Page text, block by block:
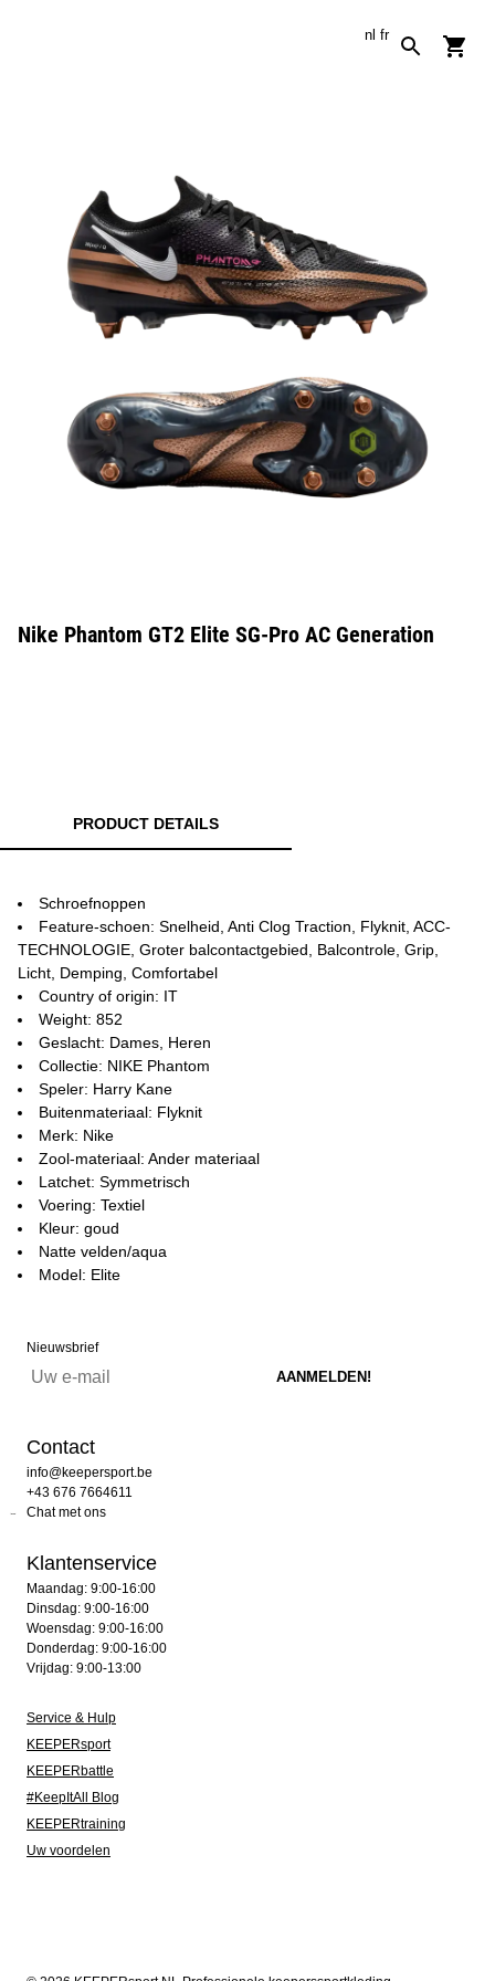
nl fr
Nike Phantom GT2 Elite SG-Pro AC Generation
PRODUCT DETAILS
Schroefnoppen
Feature-schoen: Snelheid, Anti Clog Traction, Flyknit, ACC-
TECHNOLOGIE, Groter balcontactgebied, Balcontrole, Grip,
Licht, Demping, Comfortabel
Country of origin: IT
Weight: 852
Geslacht: Dames, Heren
Collectie: NIKE Phantom
Speler: Harry Kane
Buitenmateriaal: Flyknit
Merk: Nike
Zool-materiaal: Ander materiaal
Latchet: Symmetrisch
Voering: Textiel
Kleur: goud
Natte velden/aqua
Model: Elite
Nieuwsbrief
Contact
info@keepersport.be
+43 676 7664611
Chat met ons
Klantenservice
Maandag: 9:00-16:00
Dinsdag: 9:00-16:00
Woensdag: 9:00-16:00
Donderdag: 9:00-16:00
Vrijdag: 9:00-13:00
Service & Hulp
KEEPERsport
KEEPERbattle
#KeepItAll Blog
KEEPERtraining
Uw voordelen